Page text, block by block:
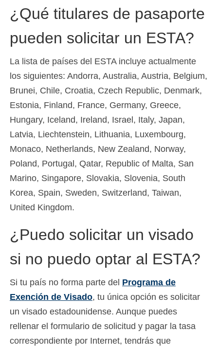
¿Qué titulares de pasaporte
pueden solicitar un ESTA?
La lista de países del ESTA incluye actualmente
los siguientes: Andorra, Australia, Austria, Belgium,
Brunei, Chile, Croatia, Czech Republic, Denmark,
Estonia, Finland, France, Germany, Greece,
Hungary, Iceland, Ireland, Israel, Italy, Japan,
Latvia, Liechtenstein, Lithuania, Luxembourg,
Monaco, Netherlands, New Zealand, Norway,
Poland, Portugal, Qatar, Republic of Malta, San
Marino, Singapore, Slovakia, Slovenia, South
Korea, Spain, Sweden, Switzerland, Taiwan,
United Kingdom.
¿Puedo solicitar un visado
si no puedo optar al ESTA?
Si tu país no forma parte del Programa de
Exención de Visado, tu única opción es solicitar
un visado estadounidense. Aunque puedes
rellenar el formulario de solicitud y pagar la tasa
correspondiente por Internet, tendrás que